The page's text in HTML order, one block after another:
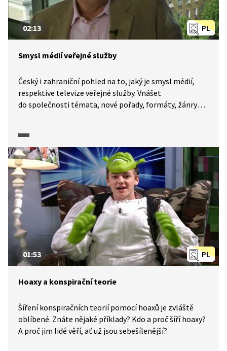
PL
02:13
Smysl médií veřejné služby
Český i zahraniční pohled na to, jaký je smysl médií,
respektive televize veřejné služby. Vnášet
do společnosti témata, nové pořady, formáty, žánry
PL
01:53
Hoaxy a konspirační teorie
Šíření konspiračních teorií pomocí hoaxů je zvláště
oblíbené. Znáte nějaké příklady? Kdo a proč šíří hoaxy?
A proč jim lidé věří, ať už jsou sebešílenější?